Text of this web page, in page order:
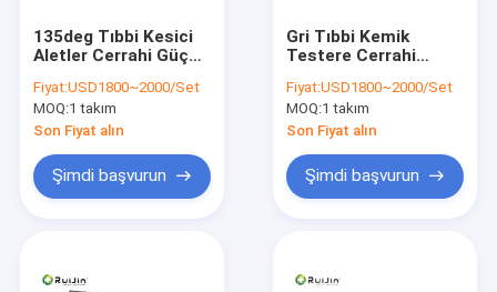
135deg Tıbbi Kesici
Aletler Cerrahi Güç
Fiyat:USD1800~2000/Set
MOQ:1 takım
Son Fiyat alın
Şimdi başvurun
Gri Tıbbi Kemik
Testere Cerrahi
30VA 15000ocs/Dk
Fiyat:USD1800~2000/Set
MOQ:1 takım
Son Fiyat alın
Şimdi başvurun